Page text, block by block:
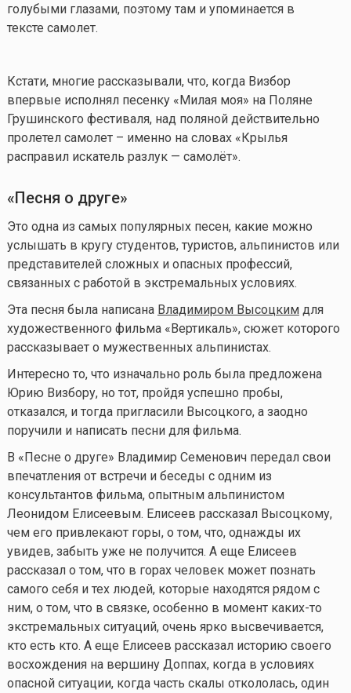
голубыми глазами, поэтому там и упоминается в
тексте самолет.
Кстати, многие рассказывали, что, когда Визбор
впервые исполнял песенку «Милая моя» на Поляне
Грушинского фестиваля, над поляной действительно
пролетел самолет – именно на словах «Крылья
расправил искатель разлук — самолёт».
«Песня о друге»
Это одна из самых популярных песен, какие можно
услышать в кругу студентов, туристов, альпинистов или
представителей сложных и опасных профессий,
связанных с работой в экстремальных условиях.
Эта песня была написана Владимиром Высоцкимдля
художественного фильма «Вертикаль», сюжет которого
рассказывает о мужественных альпинистах.
Интересно то, что изначально роль была предложена
Юрию Визбору, но тот, пройдя успешно пробы,
отказался, и тогда пригласили Высоцкого, а заодно
поручили и написать песни для фильма.
В «Песне о друге» Владимир Семенович передал свои
впечатления от встречи и беседы с одним из
консультантов фильма, опытным альпинистом
Леонидом Елисеевым. Елисеев рассказал Высоцкому,
чем его привлекают горы, о том, что, однажды их
увидев, забыть уже не получится. А еще Елисеев
рассказал о том, что в горах человек может познать
самого себя и тех людей, которые находятся рядом с
ним, о том, что в связке, особенно в момент каких-то
экстремальных ситуаций, очень ярко высвечивается,
кто есть кто. А еще Елисеев рассказал историю своего
восхождения на вершину Доппах, когда в условиях
опасной ситуации, когда часть скалы откололась, один